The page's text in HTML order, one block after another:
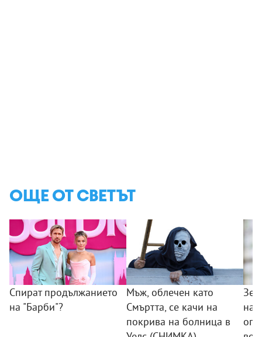
ОЩЕ ОТ СВЕТЪТ
Спират продължанието
на "Барби"?
Мъж, облечен като
Смъртта, се качи на
покрива на болница в